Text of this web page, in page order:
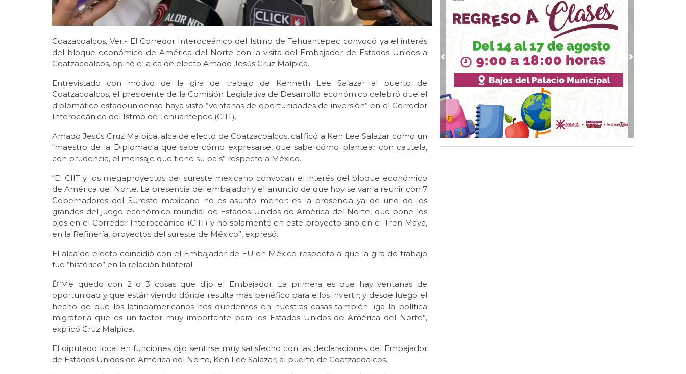
Coazacoalcos, Ver.- El Corredor Interoceánico del Istmo de Tehuantepec convocó ya el interés
del bloque económico de América del Norte con la visita del Embajador de Estados Unidos a
Coatzacoalcos, opinó el alcalde electo Amado Jesús Cruz Malpica.
Entrevistado con motivo de la gira de trabajo de Kenneth Lee Salazar al puerto de
Coatzacoalcos, el presidente de la Comisión Legislativa de Desarrollo económico celebró que el
diplomático estadounidense haya visto “ventanas de oportunidades de inversión” en el Corredor
Interoceánico del Istmo de Tehuantepec (CIIT).
Amado Jesús Cruz Malpica, alcalde electo de Coatzacoalcos, calificó a Ken Lee Salazar como un
“maestro de la Diplomacia que sabe cómo expresarse, que sabe cómo plantear con cautela,
con prudencia, el mensaje que tiene su país” respecto a México.
“El CIIT y los megaproyectos del sureste mexicano convocan el interés del bloque económico
de América del Norte. La presencia del embajador y el anuncio de que hoy se van a reunir con 7
Gobernadores del Sureste mexicano no es asunto menor: es la presencia ya de uno de los
grandes del juego económico mundial de Estados Unidos de América del Norte, que pone los
ojos en el Corredor Interoceánico (CIIT) y no solamente en este proyecto sino en el Tren Maya,
en la Refinería, proyectos del sureste de México”, expresó.
El alcalde electo coincidió con el Embajador de EU en México respecto a que la gira de trabajo
fue “histórico” en la relación bilateral.
Ď“Me quedo con 2 o 3 cosas que dijo el Embajador. La primera es que hay ventanas de
oportunidad y que están viendo dónde resulta más benéfico para ellos invertir; y desde luego el
hecho de que los latinoamericanos nos quedemos en nuestras casas también liga la política
migratoria que es un factor muy importante para los Estados Unidos de América del Norte”,
explicó Cruz Malpica.
El diputado local en funciones dijo sentirse muy satisfecho con las declaraciones del Embajador
de Estados Unidos de América del Norte, Ken Lee Salazar, al puerto de Coatzacoalcos.
Quincena, no me abandones.... 😝😜🤣
Ago 07, 2026 / 14:47
Generar empleo y bienestar, prioridad para el
Gobierno de San Andrés Tuxtla: Rafa Fararoni
Ago 07, 2026 / 14:39
Hallan con vida a pescador desaparecido desde el
23 de julio en Uxpanapa
Ago 07, 2026 / 14:22
Resalta Pedro Miguel pensamiento de Diego
Ruzzarín y agradece respaldo de Rocío Nahle al
Festival del Mar
Impulsa Ayuntamiento de Veracruz cultura de la
Previous Next